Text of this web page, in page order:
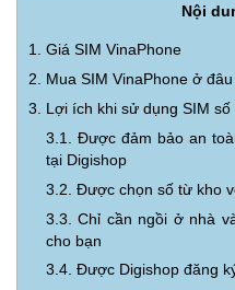
Nội
1. Giá SIM VinaPhone
2. Mua SIM VinaPhone ở đâu
3. Lợi ích khi sử dụng SIM số
3.1. Được đảm bảo an
tại Digishop
3.2. Được chọn số từ kho
3.3. Chỉ cần ngồi ở nhà
cho bạn
3.4. Được Digishop đăng